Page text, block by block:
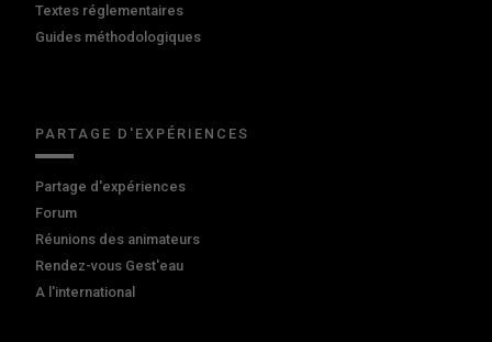
Textes réglementaires
Guides méthodologiques
PARTAGE D'EXPÉRIENCES
Partage d'expériences
Forum
Réunions des animateurs
Rendez-vous Gest'eau
A l'international